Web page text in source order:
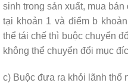
sinh trong sản xuất, mua
tại khoản 1 và điểm b
thể tái chế thì buộc chuyển
không thể chuyển đổi mục
c) Buộc đưa ra khỏi lãnh thổ